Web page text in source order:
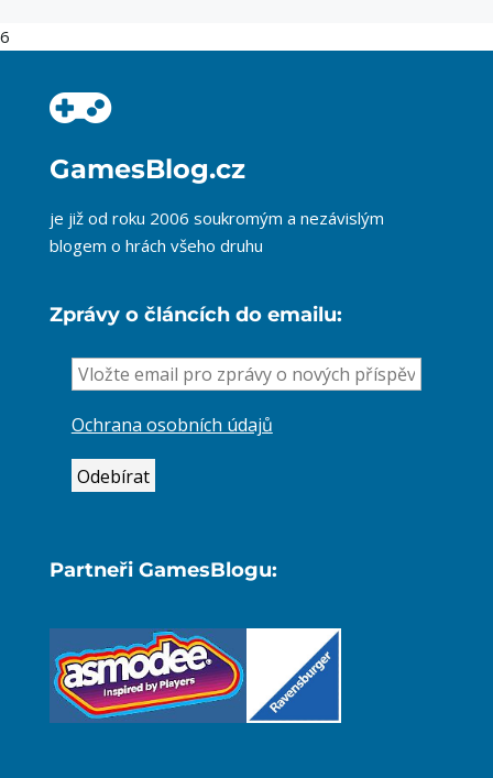
6
GamesBlog.cz
je již od roku 2006 soukromým a nezávislým
blogem o hrách všeho druhu
Zprávy o článcích do emailu:
Ochrana osobních údajů
Partneři GamesBlogu: